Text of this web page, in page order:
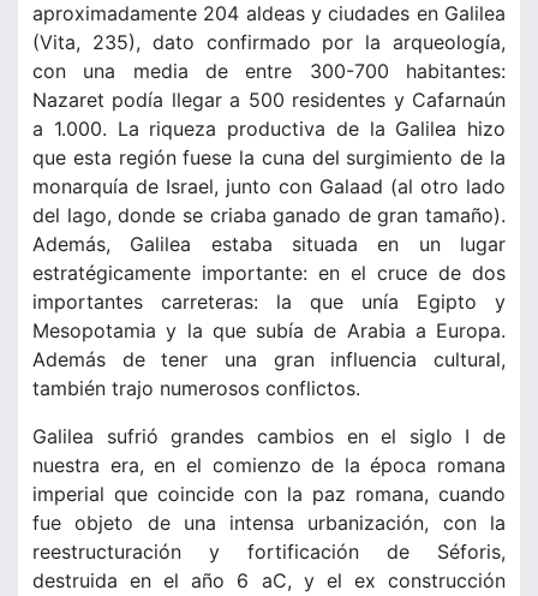
aproximadamente 204 aldeas y ciudades en Galilea
(Vita, 235), dato confirmado por la arqueología,
con una media de entre 300-700 habitantes:
Nazaret podía llegar a 500 residentes y Cafarnaún
a 1.000. La riqueza productiva de la Galilea hizo
que esta región fuese la cuna del surgimiento de la
monarquía de Israel, junto con Galaad (al otro lado
del lago, donde se criaba ganado de gran tamaño).
Además, Galilea estaba situada en un lugar
estratégicamente importante: en el cruce de dos
importantes carreteras: la que unía Egipto y
Mesopotamia y la que subía de Arabia a Europa.
Además de tener una gran influencia cultural,
también trajo numerosos conflictos.
Galilea sufrió grandes cambios en el siglo I de
nuestra era, en el comienzo de la época romana
imperial que coincide con la paz romana, cuando
fue objeto de una intensa urbanización, con la
reestructuración y fortificación de Séforis,
destruida en el año 6 aC, y el ex construcción